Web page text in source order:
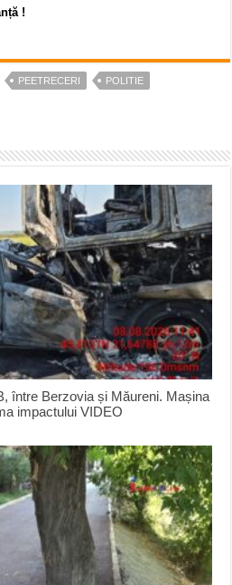
!
PEETRECERI
POLITIE
între Berzovia și Măureni. Mașina
impactului VIDEO